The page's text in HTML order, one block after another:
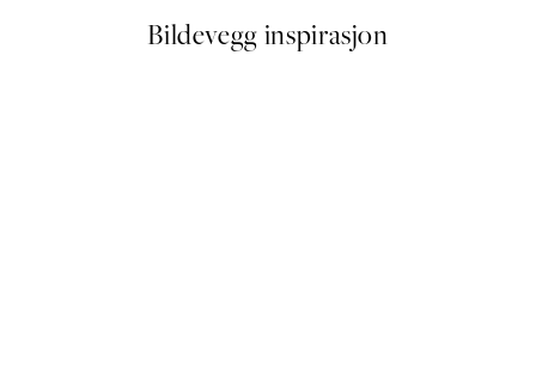
Bildevegg inspirasjon